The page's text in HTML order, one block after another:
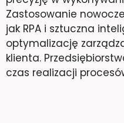
Zastosowanie
jak RPA i sztuczna
optymalizację
klienta.
czas realizacji